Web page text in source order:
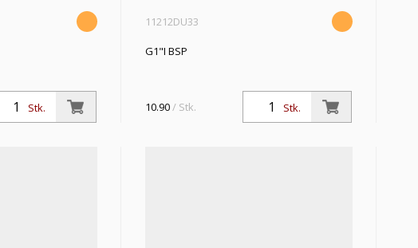
Stk.
11212DU33
G1"I BSP
Stk.
10.90/ Stk.